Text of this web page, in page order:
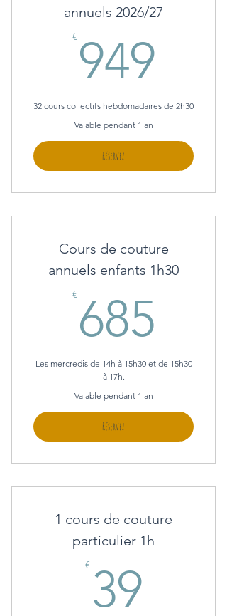
annuels 2026/27
€ 949
32 cours collectifs hebdomadaires de 2h30
Valable pendant 1 an
Réservez
Cours de couture
annuels enfants 1h30
€ 685
Les mercredis de 14h à 15h30 et de 15h30
à 17h.
Valable pendant 1 an
Réservez
1 cours de couture
particulier 1h
€ 39